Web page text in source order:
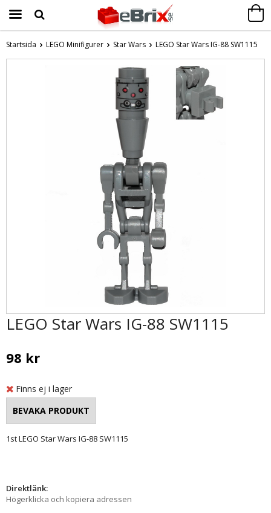
Startsida LEGO Minifigurer Star Wars LEGO Star Wars IG-88 SW1115
LEGO Star Wars IG-88 SW1115
98 kr
Finns ej i lager
1st LEGO Star Wars IG-88 SW1115
Direktlänk:
Högerklicka och kopiera adressen